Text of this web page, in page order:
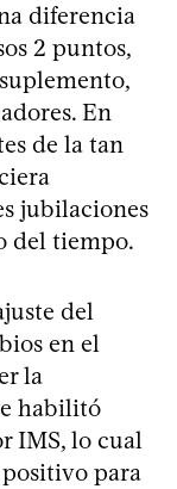
diferencia
2 puntos,
En
de la tan
jubilaciones
del tiempo.
del
en el
la
habilitó
IMS, lo cual
para